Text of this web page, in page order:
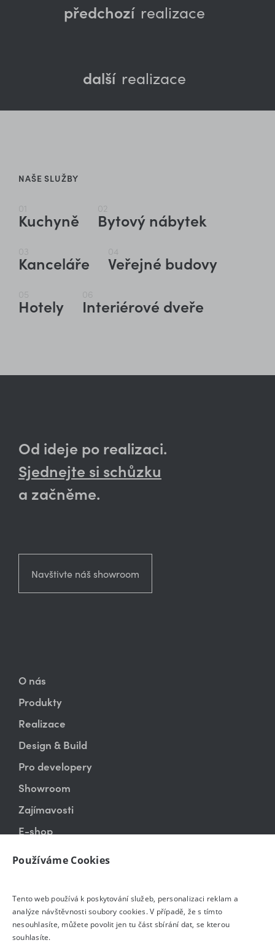
předchozí realizace
další realizace
NAŠE SLUŽBY
01
Kuchyně
02
Bytový nábytek
03
Kanceláře
04
Veřejné budovy
05
Hotely
06
Interiérové dveře
Od ideje po realizaci.
Sjednejte si schůzku
a začněme.
Navštivte náš showroom
O nás
Produkty
Realizace
Design & Build
Pro developery
Showroom
Zajímavosti
E-shop
Používáme Cookies
Tento web používá k poskytování služeb, personalizaci reklam a
analýze návštěvnosti soubory cookies. V případě, že s tímto
nesouhlasíte, můžete povolit jen tu část sbírání dat, se kterou
souhlasíte.